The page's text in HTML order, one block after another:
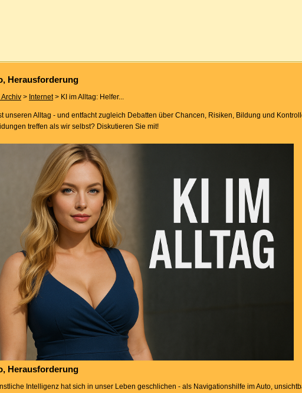
Herausforderung
Archiv > Internet> KI im Alltag: Helfer...
unseren Alltag - und entfacht zugleich Debatten über Chancen, Risiken, Bildung und
treffen als wir selbst? Diskutieren Sie mit!
Herausforderung
Intelligenz hat sich in unser Leben geschlichen - als Navigationshilfe im Auto,